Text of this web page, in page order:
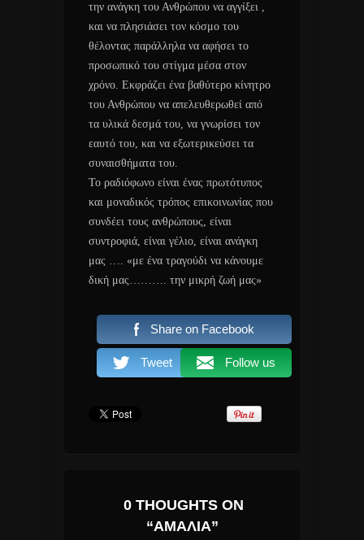
την ανάγκη του Ανθρώπου να αγγίξει ,
και να πλησιάσει τον κόσμο του
θέλοντας παράλληλα να αφήσει το
προσωπικό του στίγμα μέσα στον
χρόνο. Εκφράζει ένα βαθύτερο κίνητρο
του Ανθρώπου να απελευθερωθεί από
τα υλικά δεσμά του, να γνωρίσει τον
εαυτό του, και να εξωτερικεύσει τα
συναισθήματα του.
Το ραδιόφωνο είναι ένας πρωτότυπος
και μοναδικός τρόπος επικοινωνίας που
συνδέει τους ανθρώπους, είναι
συντροφιά, είναι γέλιο, είναι ανάγκη
μας …. «με ένα τραγούδι να κάνουμε
δική μας………. την μικρή ζωή μας»
Share on Facebook
Tweet Follow us
0 THOUGHTS ON
“ΑΜΑΛΊΑ”